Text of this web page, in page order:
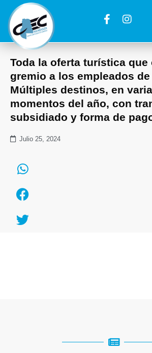
Toda la oferta turística que
gremio a los empleados
Múltiples destinos, en
momentos del año, con
subsidiado y forma de
Julio 25, 2024